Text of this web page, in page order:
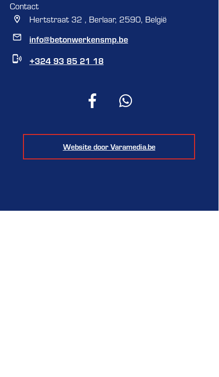
Contact
Hertstraat 32 , Berlaar, 2590, België
info@betonwerkensmp.be
+324 93 85 21 18
Website door Varamedia.be